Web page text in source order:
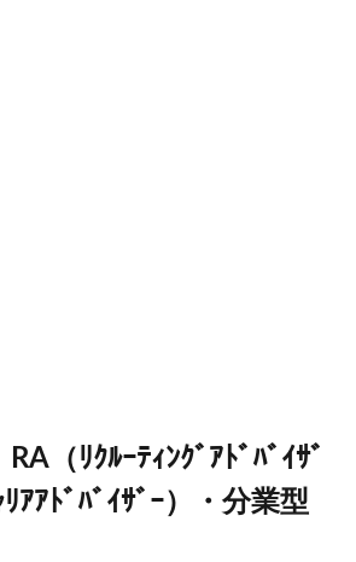
（ﾘｸﾙｰﾃｨﾝｸﾞｱﾄﾞﾊﾞｲｻﾞ
ｱｱﾄﾞﾊﾞｲｻﾞｰ）・分業型